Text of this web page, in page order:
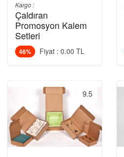
Kargo :
Çaldıran
Promosyon Kalem
Setleri
46% Fiyat : 0.00 TL
9.5